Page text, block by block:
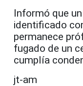
Informó que
identificado
permanece
fugado de un
cumplía
jt-am